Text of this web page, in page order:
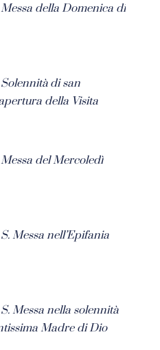
della Domenica di
di san
della Visita
del Mercoledì
Messa nell’Epifania
Messa nella solennità
Madre di Dio